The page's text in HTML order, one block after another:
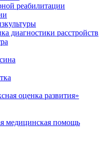
реабилитации
диагностики расстройств
оценка развития»
медицинская помощь